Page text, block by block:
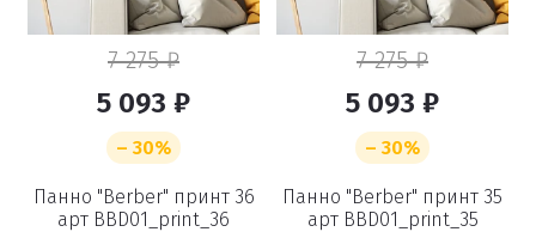
7 275 ₽
5 093 ₽
– 30%
Панно "Berber" принт 36
арт BBD01_print_36
7 275 ₽
5 093 ₽
– 30%
Панно "Berber" принт 35
арт BBD01_print_35